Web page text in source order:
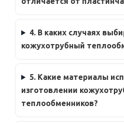
4. В каких случаях
кожухотрубный
5. Какие материалы
изготовлении
теплообменников?